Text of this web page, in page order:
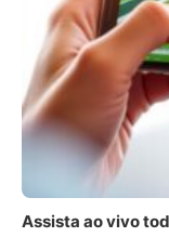
Assista ao vivo